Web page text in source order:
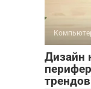
Дизайн